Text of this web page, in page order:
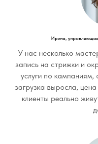
Ирина,
У нас несколько
запись на стрижки и
услуги по кампаниям,
загрузка выросла,
клиенты реально